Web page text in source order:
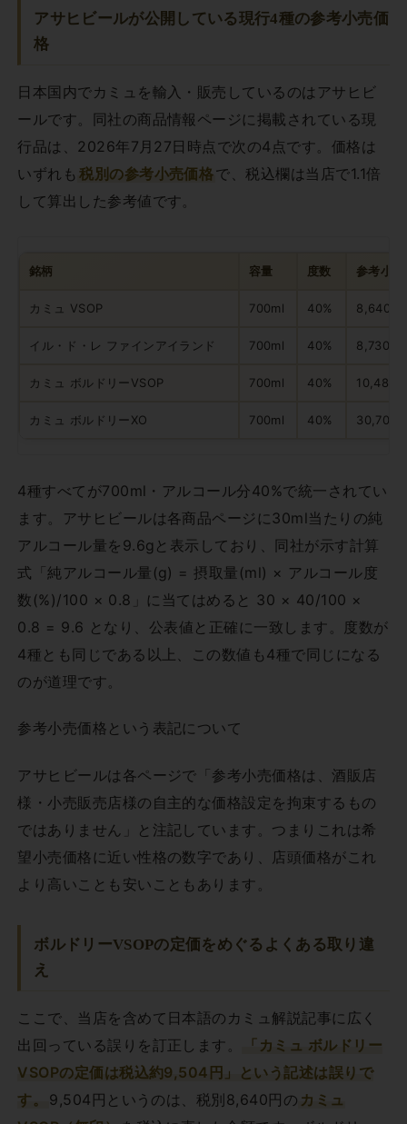
アサヒビールが公開している現行4種の参考小売価
格
日本国内でカミュを輸入・販売しているのはアサヒビ
ールです。同社の商品情報ページに掲載されている現
行品は、2026年7月27日時点で次の4点です。価格は
いずれも 税別の参考小売価格で、税込欄は当店で1.1倍
して算出した参考値です。
銘柄 容量 度数 参考小
カミュ VSOP 700ml 40% 8,640円
イル・ド・レ ファインアイランド 700ml 40% 8,730円
カミュ ボルドリーVSOP 700ml 40% 10,480
カミュ ボルドリーXO 700ml 40% 30,700
4種すべてが700ml・アルコール分40%で統一されてい
ます。アサヒビールは各商品ページに30ml当たりの純
アルコール量を9.6gと表示しており、同社が示す計算
式「純アルコール量(g) = 摂取量(ml) × アルコール度
数(%)/100 × 0.8」に当てはめると 30 × 40/100 ×
0.8 = 9.6 となり、公表値と正確に一致します。度数が
4種とも同じである以上、この数値も4種で同じになる
のが道理です。
参考小売価格という表記について
アサヒビールは各ページで「参考小売価格は、酒販店
様・小売販売店様の自主的な価格設定を拘束するもの
ではありません」と注記しています。つまりこれは希
望小売価格に近い性格の数字であり、店頭価格がこれ
より高いことも安いこともあります。
ボルドリーVSOPの定価をめぐるよくある取り違
え
ここで、当店を含めて日本語のカミュ解説記事に広く
出回っている誤りを訂正します。
「カミュ ボルドリー
VSOPの定価は税込約9,504円」という記述は誤りで
す。
9,504円というのは、税別8,640円の カミュ